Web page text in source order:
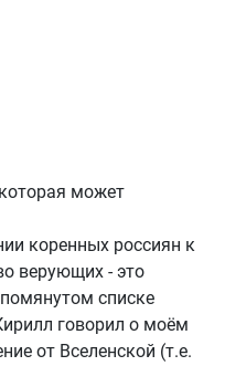
может
коренных россиян к
верующих - это
списке
говорил о моём
от Вселенской (т.е.